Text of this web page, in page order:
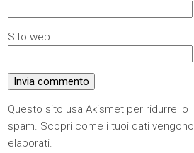
Sito web
Questo sito usa Akismet per ridurre lo
spam. Scopri come i tuoi dati vengono
elaborati.